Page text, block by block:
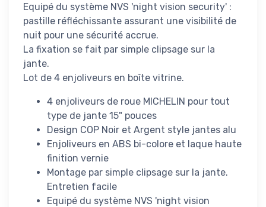
Equipé du système NVS 'night vision security' :
pastille réfléchissante assurant une visibilité de
nuit pour une sécurité accrue.
La fixation se fait par simple clipsage sur la
jante.
Lot de 4 enjoliveurs en boîte vitrine.
4 enjoliveurs de roue MICHELIN pour tout
type de jante 15" pouces
Design COP Noir et Argent style jantes alu
Enjoliveurs en ABS bi-colore et laque haute
finition vernie
Montage par simple clipsage sur la jante.
Entretien facile
Equipé du système NVS 'night vision